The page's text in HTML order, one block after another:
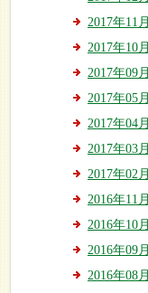
2017年11月
2017年10月
2017年09月
2017年05月
2017年04月
2017年03月
2017年02月
2016年11月
2016年10月
2016年09月
2016年08月